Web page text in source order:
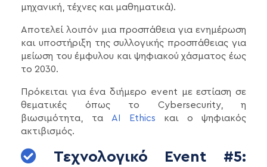
μηχανική, τέχνες και μαθηματικά).
Αποτελεί λοιπόν μια προσπάθεια για ενημέρωση
και υποστήριξη της συλλογικής προσπάθειας για
μείωση του έμφυλου και ψηφιακού χάσματος έως
το 2030.
Πρόκειται για ένα διήμερο event με εστίαση σε
θεματικές όπως το Cybersecurity, η
βιωσιμότητα, τα AI Ethics και ο ψηφιακός
ακτιβισμός.
Τεχνολογικό Event #5: